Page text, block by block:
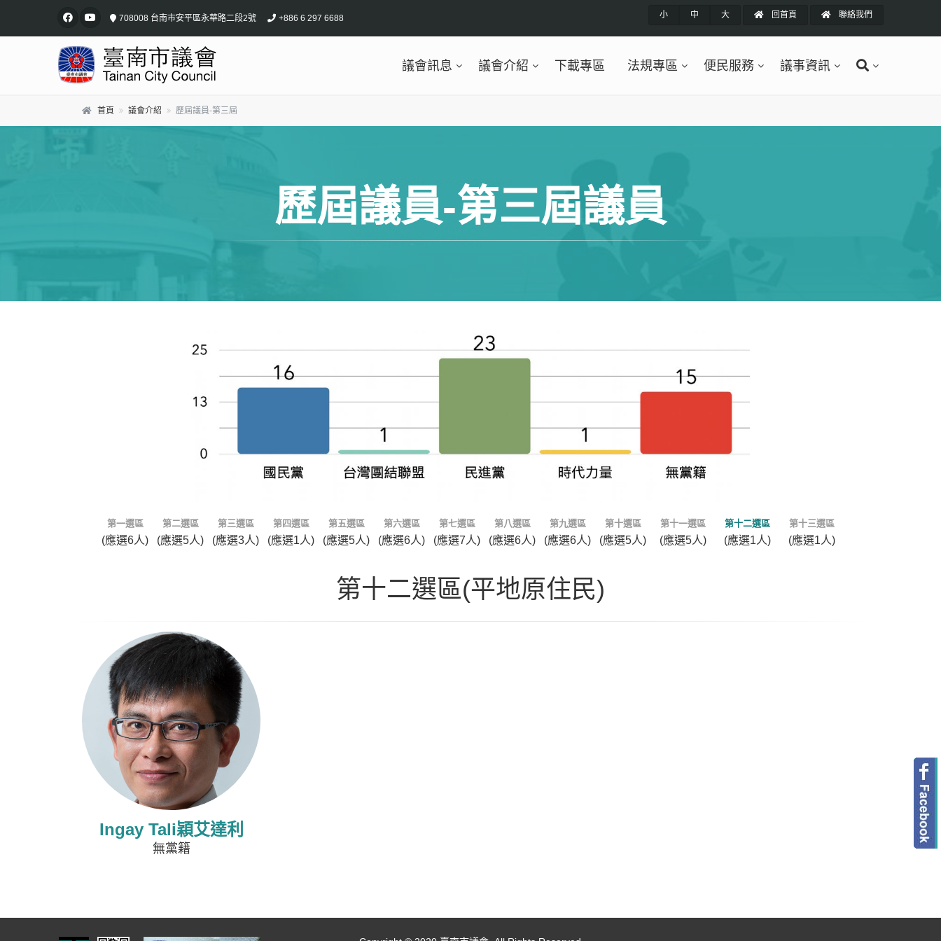
708008 台南市安平區永華路二段2號 +886 6 297 6688 小 中 大 回首頁 聯絡我們
議會訊息 議會介紹 下載專區 法規專區 便民服務 議事資訊
首頁 議會介紹 歷屆議員-第三屆
歷屆議員-第三屆議員
第一選區
(應選6人)
第二選區
(應選5人)
第三選區
(應選3人)
第四選區
(應選1人)
第五選區
(應選5人)
第六選區
(應選6人)
第七選區
(應選7人)
第八選區
(應選6人)
第九選區
(應選6人)
第十選區
(應選5人)
第十一選區
(應選5人)
第十二選區
(應選1人)
第十三選區
(應選1人)
第十二選區(平地原住民)
Ingay Tali穎艾達利
無黨籍